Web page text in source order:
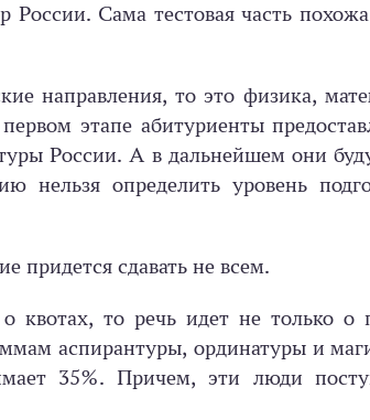
России. Сама тестовая часть
направления, то это физика,
этапе абитуриенты
России. А в дальнейшем они
нельзя определить уровень
придется сдавать не всем.
квотах, то речь идет не только о
аспирантуры, ординатуры и
35%. Причем, эти люди